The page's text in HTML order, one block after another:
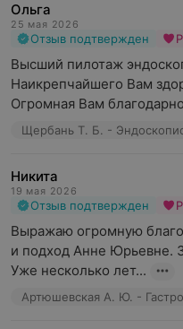
Ольга
25 мая 2026
Отзыв подтвержден
Высший пилотаж
Наикрепчайшего Вам
Огромная Вам
Щербань Т. Б. -
Никита
19 мая 2026
Отзыв подтвержден
Выражаю огромную
и подход Анне Юрьевне.
Уже несколько лет...
Артюшевская А. Ю. -